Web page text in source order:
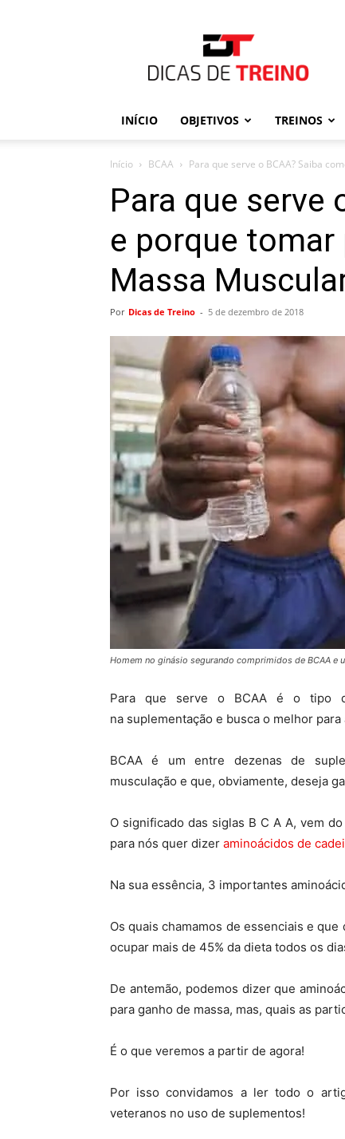
de
Treino
INÍCIO OBJETIVOS TREINOS
Início BCAA Para que serve o BCAA? Saiba
Para que serve
e porque tomar
Massa
Por Dicas de Treino - 5 de dezembro de 2018
Homem no ginásio segurando comprimidos de BCAA e
Para que serve o BCAA é o tipo
na suplementação e busca o melhor
BCAA é um entre dezenas de
musculação e que, obviamente, deseja
O significado das siglas B C A A, vem
para nós quer dizer aminoácidos de
Na sua essência, 3 importantes
Os quais chamamos de essenciais e
ocupar mais de 45% da dieta todos os
De antemão, podemos dizer que
para ganho de massa, mas, quais as
É o que veremos a partir de agora!
Por isso convidamos a ler todo o
veteranos no uso de suplementos!